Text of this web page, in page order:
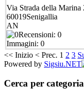
Via Strada della Marina
60019Senigallia
AN
Recensioni: 0
Immagini: 0
<< Inizio < Prec. 1 2 3
Powered by Sigsiu.NET
Cerca per categoria